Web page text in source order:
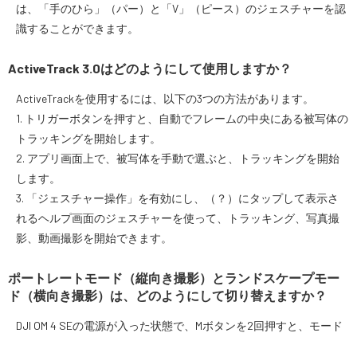
は、「手のひら」（パー）と「V」（ピース）のジェスチャーを認
識することができます。
ActiveTrack 3.0はどのようにして使用しますか？
ActiveTrackを使用するには、以下の3つの方法があります。
1. トリガーボタンを押すと、自動でフレームの中央にある被写体の
トラッキングを開始します。
2. アプリ画面上で、被写体を手動で選ぶと、トラッキングを開始
します。
3. 「ジェスチャー操作」を有効にし、（？）にタップして表示さ
れるヘルプ画面のジェスチャーを使って、トラッキング、写真撮
影、動画撮影を開始できます。
ポートレートモード（縦向き撮影）とランドスケープモー
ド（横向き撮影）は、どのようにして切り替えますか？
DJI OM 4 SEの電源が入った状態で、Mボタンを2回押すと、モード